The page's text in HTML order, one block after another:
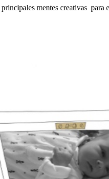
mentes creativas para